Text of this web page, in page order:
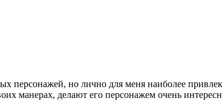
но лично для меня наиболее
манерах, делают его персонажем очень